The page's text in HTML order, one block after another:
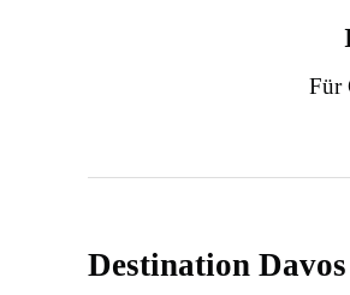
Für
Destination